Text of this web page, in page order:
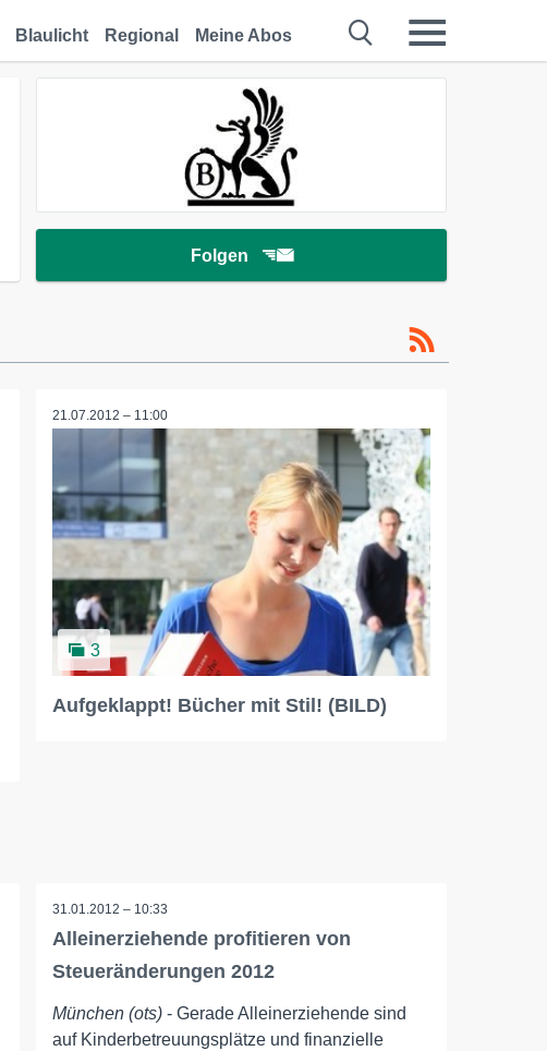
Blaulicht Regional Meine Abos
Folgen
21.07.2012 – 11:00
3
Aufgeklappt! Bücher mit Stil! (BILD)
31.01.2012 – 10:33
Alleinerziehende profitieren von
Steueränderungen 2012
München (ots) - Gerade Alleinerziehende sind
auf Kinderbetreuungsplätze und finanzielle